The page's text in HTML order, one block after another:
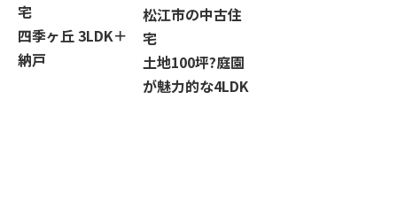
宅
四季ヶ丘 3LDK＋
納戸
松江市の中古住
宅
土地100坪?庭園
が魅力的な4LDK